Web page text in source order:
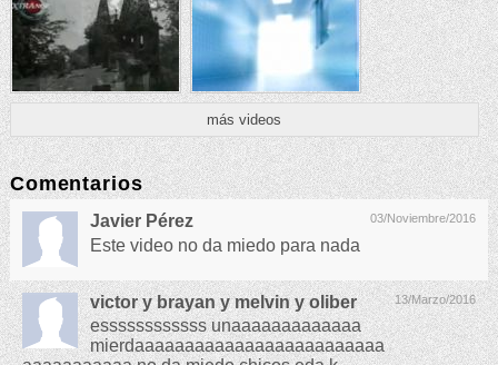
más videos
Comentarios
03/Noviembre/2016
Javier Pérez
Este video no da miedo para nada
13/Marzo/2016
victor y brayan y melvin y oliber
essssssssssss unaaaaaaaaaaaaa
mierdaaaaaaaaaaaaaaaaaaaaaaaaa